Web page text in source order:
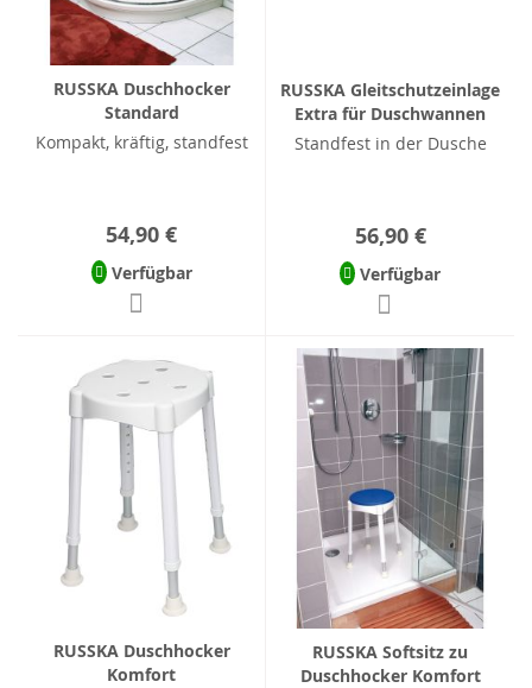
RUSSKA Duschhocker
Standard
Kompakt, kräftig, standfest
54,90 €
Verfügbar
RUSSKA Gleitschutzeinlage
Extra für Duschwannen
Standfest in der Dusche
56,90 €
Verfügbar
RUSSKA Duschhocker
Komfort
RUSSKA Softsitz zu
Duschhocker Komfort